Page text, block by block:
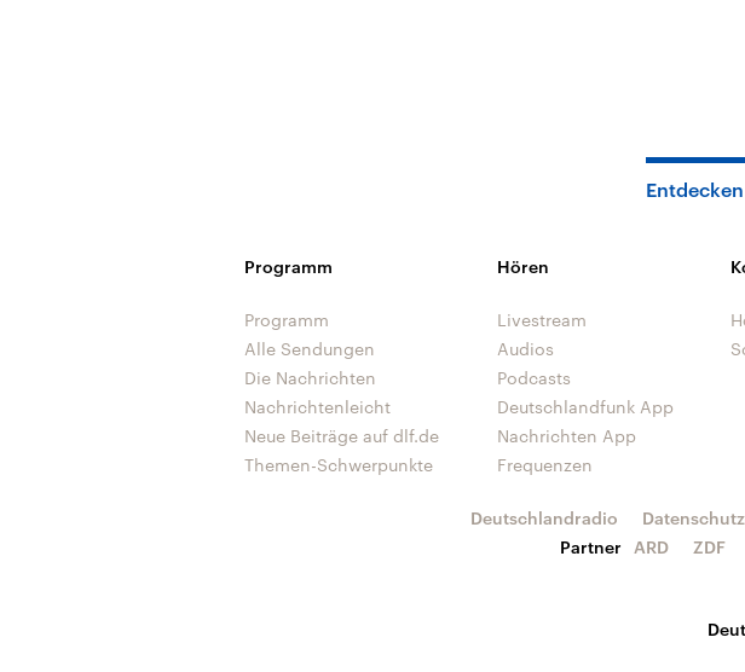
Programm
Programm
Alle Sendungen
Die Nachrichten
Nachrichtenleicht
Neue Beiträge auf dlf.de
Themen-Schwerpunkte
Hören
Livestream
Audios
Podcasts
Deutschlandfunk App
Nachrichten App
Frequenzen
Deutschlandradio
Partner
ARD ZDF